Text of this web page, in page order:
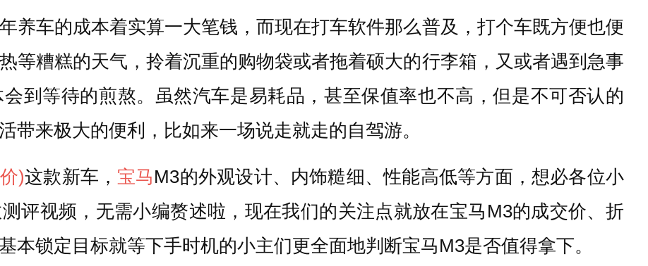
养车的成本着实算一大笔钱，而现在打车软件那么普及，打个车既方便也便
等糟糕的天气，拎着沉重的购物袋或者拖着硕大的行李箱，又或者遇到急事
到等待的煎熬。虽然汽车是易耗品，甚至保值率也不高，但是不可否认的
带来极大的便利，比如来一场说走就走的自驾游。
)这款新车， 宝马M3的外观设计、内饰糙细、性能高低等方面，想必各位小
评视频，无需小编赘述啦，现在我们的关注点就放在宝马M3的成交价、折
本锁定目标就等下手时机的小主们更全面地判断宝马M3是否值得拿下。